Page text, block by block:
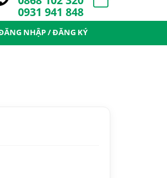
0931 941 848
NHẬP / ĐĂNG KÝ